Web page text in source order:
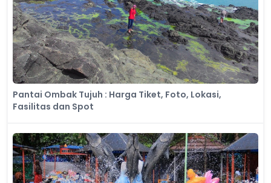
Pantai Ombak Tujuh : Harga Tiket, Foto, Lokasi,
Fasilitas dan Spot